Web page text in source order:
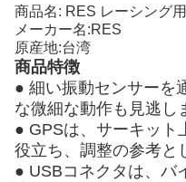
商品名: RES レーシング
メーカー名:RES
原産地:台湾
商品特徴
● 細い振動センサーを
な微細な動作も見逃し
● GPSは、サーキット
役立ち、調整の参考と
● USBコネクタは、バ